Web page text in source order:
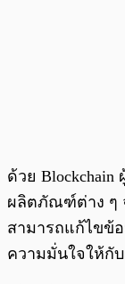
ด้วย Blockchain
ผลิตภัณฑ์ต่าง ๆ
สามารถแก้ไขข้
ความมั่นใจให้กั